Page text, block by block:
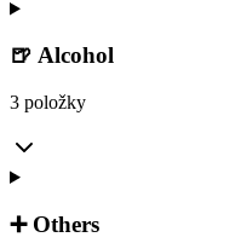
🍺 Alcohol
3 položky
➕ Others